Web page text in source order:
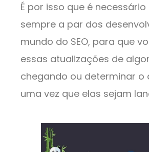
É por isso que é
sempre a par dos
mundo do SEO, para que
essas atualizações de
chegando ou determinar o
uma vez que elas sejam